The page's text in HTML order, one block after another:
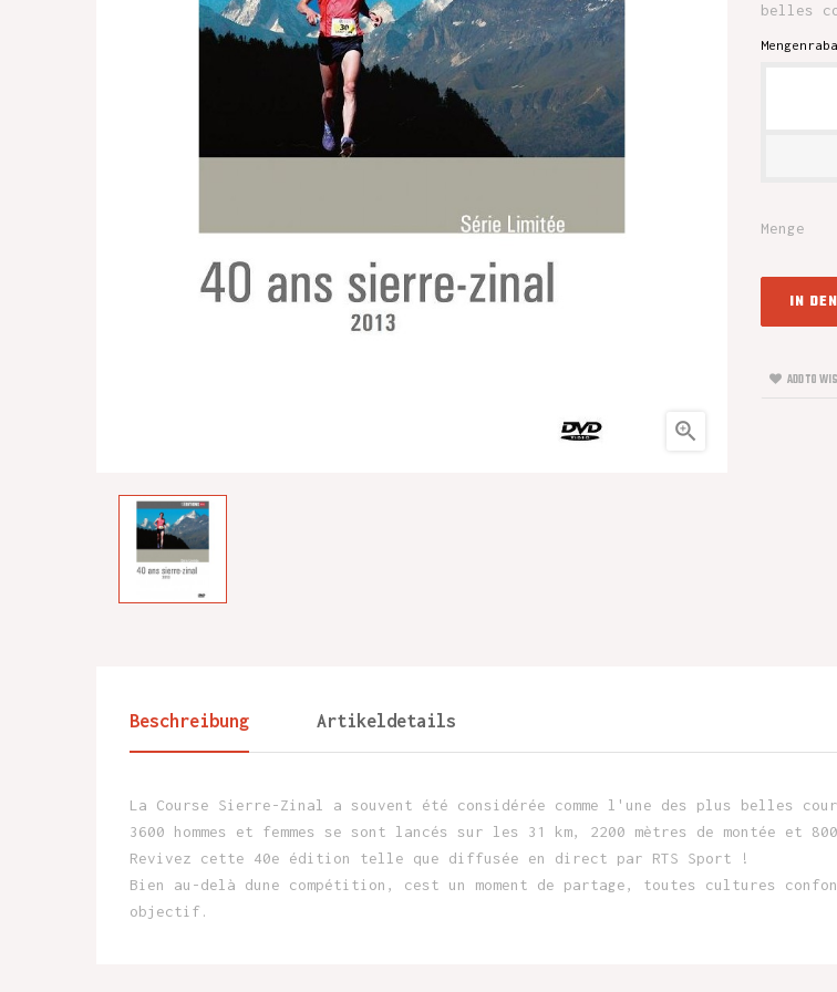

belles
Menge
IN
ADD TO
Beschreibung Artikeldetails
La Course Sierre-Zinal a souvent été considérée comme l'une des plus belles
3600 hommes et femmes se sont lancés sur les 31 km, 2200 mètres de montée et
Revivez cette 40e édition telle que diffusée en direct par RTS Sport !
Bien au-delà dune compétition, cest un moment de partage, toutes cultures
objectif.